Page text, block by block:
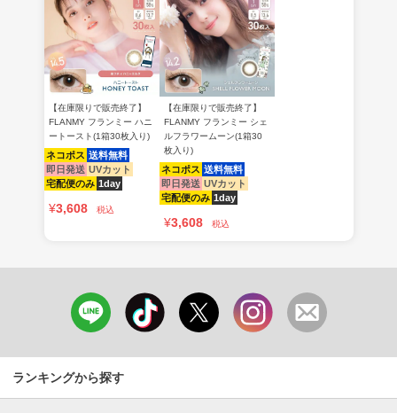
【在庫限りで販売終了】
FLANMY フランミー ハニ
ートースト(1箱30枚入り)
ネコポス 送料無料
即日発送 UVカット
宅配便のみ 1day
¥3,608 税込
【在庫限りで販売終了】
FLANMY フランミー シェ
ルフラワームーン(1箱30
枚入り)
ネコポス 送料無料
即日発送 UVカット
宅配便のみ 1day
¥3,608 税込
ランキングから探す